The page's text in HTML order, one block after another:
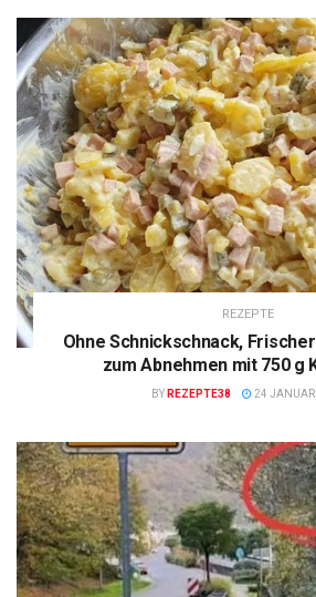
REZEPTE
Ohne Schnickschnack,
zum Abnehmen mit 750 g
BY REZEPTE38 24